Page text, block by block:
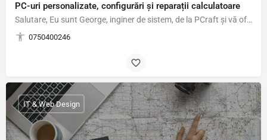
PC-uri personalizate, configurări și reparații calculatoare
Salutare, Eu sunt George, inginer de sistem, de la PCraft și vă ofer următoarele servicii: SERVICII…
0750400246
IT & Web Design